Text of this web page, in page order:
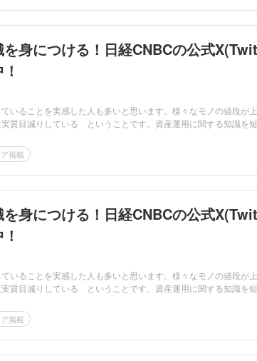
身につける！日経CNBCの公式
いることを実感した人も多いと思います。様々なモノの値段が
質目減りしている ということです。資産運用に関する知識を
掲載
身につける！日経CNBCの公式
いることを実感した人も多いと思います。様々なモノの値段が
質目減りしている ということです。資産運用に関する知識を
掲載